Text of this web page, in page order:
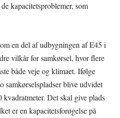
kapacitetsproblemer, som
en del af udbygningen af E45 i
vilkår for samkørsel, hvor flere
både veje og klimaet. Ifølge
samkørselspladser blive udvidet
Det skal give plads
er en kapacitetsforøgelse på